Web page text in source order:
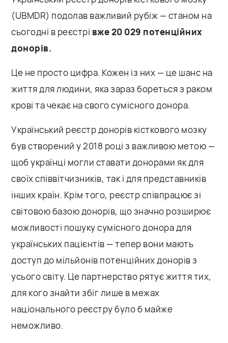
(UBMDR) подолав важливий рубіж — станом на
сьогодні в реєстрі вже 20 029 потенційних
донорів.
Це не просто цифра. Кожен із них — це шанс на
життя для людини, яка зараз бореться з раком
крові та чекає на свого сумісного донора.
Український реєстр донорів кісткового мозку
був створений у 2018 році з важливою метою —
щоб українці могли ставати донорами як для
своїх співвітчизників, так і для представників
інших країн. Крім того, реєстр співпрацює зі
світовою базою донорів, що значно розширює
можливості пошуку сумісного донора для
українських пацієнтів — тепер вони мають
доступ до мільйонів потенційних донорів з
усього світу. Це партнерство рятує життя тих,
для кого знайти збіг лише в межах
національного реєстру було б майже
неможливо.